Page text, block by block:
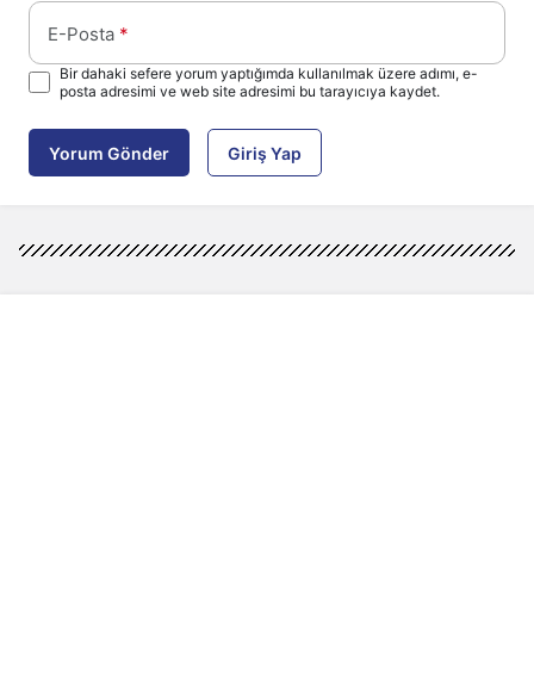
E-Posta *
Bir dahaki sefere yorum yaptığımda kullanılmak üzere adımı, e-
posta adresimi ve web site adresimi bu tarayıcıya kaydet.
Yorum Gönder Giriş Yap